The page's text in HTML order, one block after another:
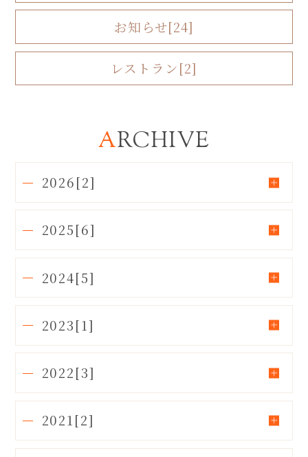
お知らせ[24]
レストラン[2]
ARCHIVE
2026[2]
2025[6]
2024[5]
2023[1]
2022[3]
2021[2]